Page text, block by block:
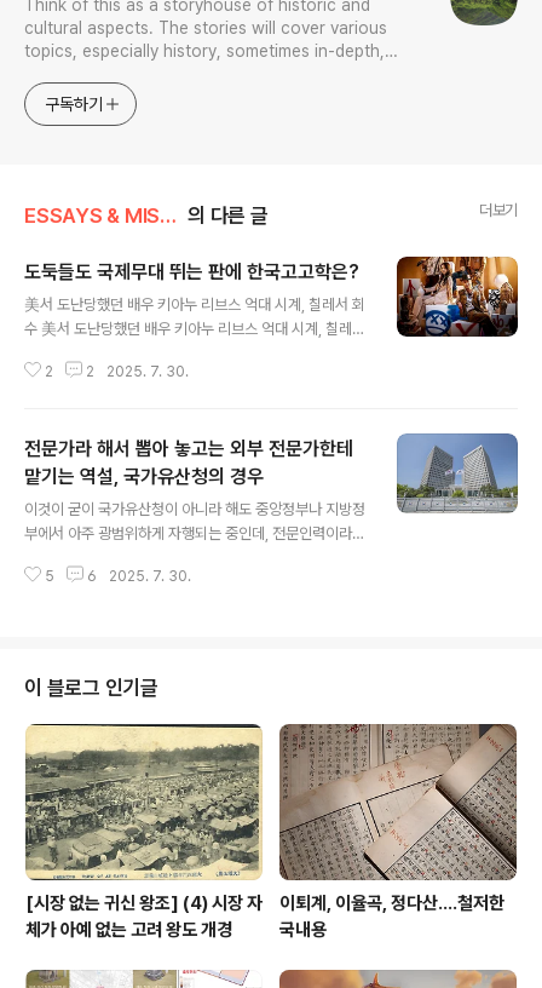
Think of this as a storyhouse of historic and
cultural aspects. The stories will cover various
topics, especially history, sometimes in-depth,
approach will be to resist any common sense or
generalized viewpoint
구독하기
ESSAYS & MISCELLANIES 의 다른 글 더보기
도둑들도 국제무대 뛰는 판에 한국고고학은?
美서 도난당했던 배우 키아누 리브스 억대 시계, 칠레서 회
수 美서 도난당했던 배우 키아누 리브스 억대 시계, 칠레서
칠레 당국이 작년 말 절도 피해를 봤던 캐나다 출신 미 할리
못해야 한다.봐라 저 장대한 칠레의 도둑님들을.저들은 칠
레 혹은 그 인근 남미 시장은 먹을 것이 없다, 세상이 좁다
면서 우린 세계시장을 진출한다 선언하고선 미국으로 진출
했다.그 성과는 혁혁했으니 기왕 맞장뜰 거 센 놈이랑 붙어
야 한다 해서 키아누 리브스를 골랐다.털었다. 은근과 끈기
로 그의 동선 등등은 물론이려니와 보안장비 정보까지 모
2 2 2025. 7. 30.
전문가라 해서 뽑아 놓고는 외부 전문가한테
맡기는 역설, 국가유산청의 경우
이것이 굳이 국가유산청이 아니라 해도 중앙정부나 지방정
부에서 아주 광범위하게 자행되는 중인데, 전문인력이라
을 처리해야지왜 또 다른 전문가랍시며 그네들 잡탕을 불
이제는 더는 손도 댈 수 없는 지경이 된 데가 문화재 행정이
다.나는 세상 어떤 나라 국가 행정이 이 따위 전근대적으로
자행되는지, 모든 결정을 문화재위원회라는 듣보잡 민간인
잡탕 기구에 맡기는 이런 일이 있는 사례를 알지 못한다.지
들 전문가라 해서 각종 인력 뽑아다 놨다. 학예연구직이라
해서 해당 분야 전문가라 해서 뽑아다 놨고 ..
5 6 2025. 7. 30.
이 블로그 인기글
[시장 없는 귀신 왕조] (4) 시장 자
체가 아예 없는 고려 왕도 개경
이퇴계, 이율곡, 정다산....철저한
국내용